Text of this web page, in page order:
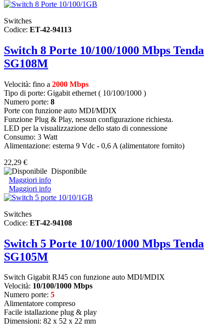
Switches
Codice: ET-42-94113
Switch 8 Porte 10/100/1000 Mbps Tenda
SG108M
Velocità: fino a 2000 Mbps
Tipo di porte: Gigabit ethernet ( 10/100/1000 )
Numero porte: 8
Porte con funzione auto MDI/MDIX
Funzione Plug & Play, nessun configurazione richiesta.
LED per la visualizzazione dello stato di connessione
Consumo: 3 Watt
Alimentazione: esterna 9 Vdc - 0,6 A (alimentatore fornito)
22,29 €
Disponibile
Maggiori info
Maggiori info
Switches
Codice: ET-42-94108
Switch 5 Porte 10/100/1000 Mbps Tenda
SG105M
Switch Gigabit RJ45 con funzione auto MDI/MDIX
Velocità: 10/100/1000 Mbps
Numero porte: 5
Alimentatore compreso
Facile istallazione plug & play
Dimensioni: 82 x 52 x 22 mm